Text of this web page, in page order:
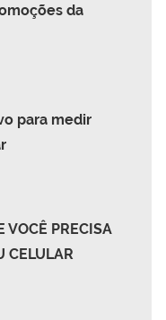
da
para medir
VOCÊ PRECISA
CELULAR